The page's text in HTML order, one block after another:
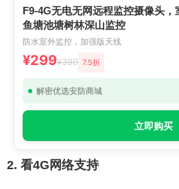
F9-4G无电无网远程监控摄像头，
鱼塘池塘树林深山监控
防水室外监控，加强版天线
¥299¥399 7.5折
解密优选安防商城
立即购买
2. 看4G网络支持